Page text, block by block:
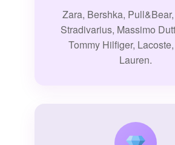
Zara, Bershka,
Stradivarius, Massimo
Tommy Hilfiger,
Lauren.